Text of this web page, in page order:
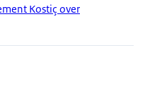
Kostiç over